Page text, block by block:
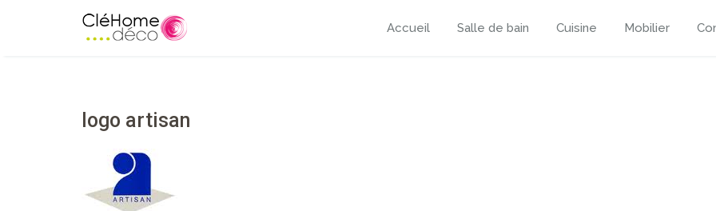
Accueil Salle de bain Cuisine Mobilier
logo artisan